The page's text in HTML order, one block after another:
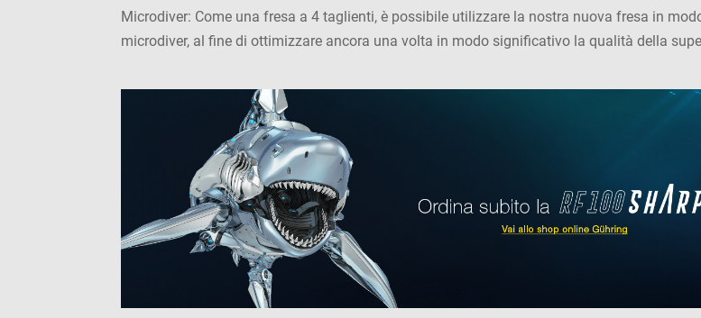
Microdiver: Come una fresa a 4 taglienti, è possibile utilizzare la nostra nuova fresa in
microdiver, al fine di ottimizzare ancora una volta in modo significativo la qualità della